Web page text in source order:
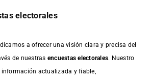
electorales
a ofrecer una visión clara y precisa del
de nuestras encuestas electorales. Nuestro
actualizada y fiable,